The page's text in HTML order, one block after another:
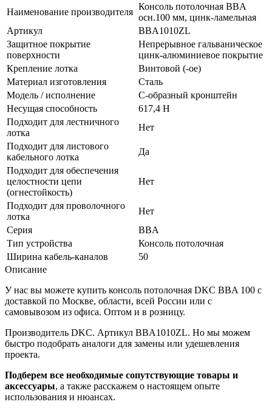
Наименование производителя
Консоль потолочная BBA
осн.100 мм, цинк-ламельная
Артикул
BBA1010ZL
Защитное покрытие
поверхности
Непрерывное гальваническое
цинк-алюминиевое покрытие
Крепление лотка
Винтовой (-ое)
Материал изготовления
Сталь
Модель / исполнение
С-образный кронштейн
Несущая способность
617,4 Н
Подходит для лестничного
лотка
Нет
Подходит для листового
кабельного лотка
Да
Подходит для обеспечения
целостности цепи
(огнестойкость)
Нет
Подходит для проволочного
лотка
Нет
Серия
BBA
Тип устройства
Консоль потолочная
Ширина кабель-каналов
50
Описание
У нас вы можете купить консоль потолочная DKC BBA 100 с
доставкой по Москве, области, всей России или с
самовывозом из офиса. Оптом и в розницу.
Производитель DKC. Артикул BBA1010ZL. Но мы можем
быстро подобрать аналоги для замены или удешевления
проекта.
Подберем все необходимые сопутствующие товары и
аксессуары, а также расскажем о настоящем опыте
использования и нюансах.